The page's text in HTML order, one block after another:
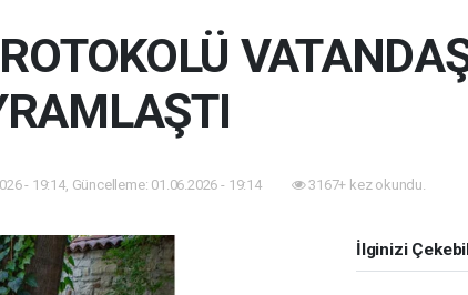
- 19:14, Güncelleme: 01.06.2026 - 19:14 3167+ kez okundu.
İlginizi